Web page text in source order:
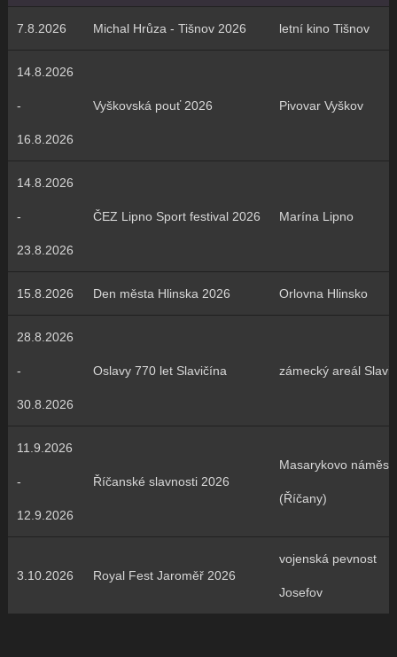
7.8.2026 Michal Hrůza - Tišnov 2026 letní kino Tišnov
14.8.2026
-
16.8.2026
Vyškovská pouť 2026 Pivovar Vyškov
14.8.2026
-
23.8.2026
ČEZ Lipno Sport festival 2026 Marína Lipno
15.8.2026 Den města Hlinska 2026 Orlovna Hlinsko
28.8.2026
-
30.8.2026
Oslavy 770 let Slavičína zámecký areál
11.9.2026
-
12.9.2026
Říčanské slavnosti 2026
Masarykovo náměstí
(Říčany)
3.10.2026 Royal Fest Jaroměř 2026
vojenská pevnost
Josefov